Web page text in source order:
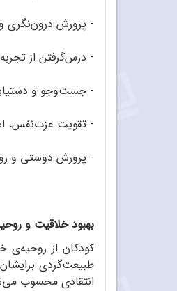
- پرورش درون‌نگری
- درس‌گرفتن از
- جست‌وجو و
- تقویت عزت‌نفس،
- پرورش دوستی و
بهبود خلاقیت و
کودکان از روحیه‌ی
طبیعت‌گردی
انتقادی محسوب